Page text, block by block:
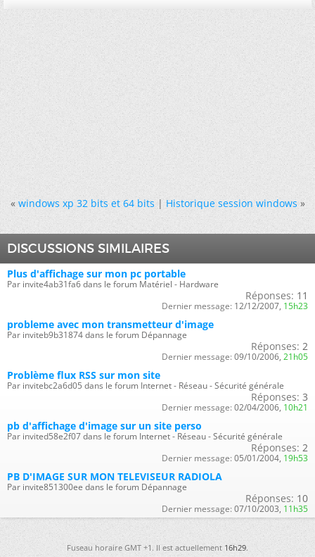
« windows xp 32 bits et 64 bits|Historique session windows »
DISCUSSIONS SIMILAIRES
Plus d'affichage sur mon pc portable
Par invite4ab31fa6 dans le forum Matériel - Hardware
Réponses: 11
Dernier message: 12/12/2007, 15h23
probleme avec mon transmetteur d'image
Par inviteb9b31874 dans le forum Dépannage
Réponses: 2
Dernier message: 09/10/2006, 21h05
Problème flux RSS sur mon site
Par invitebc2a6d05 dans le forum Internet - Réseau - Sécurité générale
Réponses: 3
Dernier message: 02/04/2006, 10h21
pb d'affichage d'image sur un site perso
Par invited58e2f07 dans le forum Internet - Réseau - Sécurité générale
Réponses: 2
Dernier message: 05/01/2004, 19h53
PB D'IMAGE SUR MON TELEVISEUR RADIOLA
Par invite851300ee dans le forum Dépannage
Réponses: 10
Dernier message: 07/10/2003, 11h35
Fuseau horaire GMT +1. Il est actuellement16h29.